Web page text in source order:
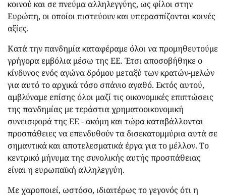
κοινού και σε πνεύμα αλληλεγγύης, ως φίλοι στην
Ευρώπη, οι οποίοι πιστεύουν και υπερασπίζονται κοινές
αξίες.
Κατά την πανδημία καταφέραμε όλοι να προμηθευτούμε
γρήγορα εμβόλια μέσω της ΕΕ. Έτσι αποσοβήθηκε ο
κίνδυνος ενός αγώνα δρόμου μεταξύ των κρατών-μελών
για αυτό το αρχικά τόσο σπάνιο αγαθό. Εκτός αυτού,
αμβλύναμε επίσης όλοι μαζί τις οικονομικές επιπτώσεις
της πανδημίας με τεράστια χρηματοοικονομική
συνεισφορά της ΕΕ - ακόμη και τώρα καταβάλλονται
προσπάθειες να επενδυθούν τα δισεκατομμύρια αυτά σε
σημαντικά και αποτελεσματικά έργα για το μέλλον. Το
κεντρικό μήνυμα της συνολικής αυτής προσπάθειας
είναι η ευρωπαϊκή αλληλεγγύη.
Με χαροποιεί, ωστόσο, ιδιαιτέρως το γεγονός ότι η